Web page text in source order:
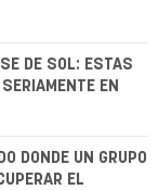
DE SOL: ESTAS
EN
DONDE UN GRUPO
EL